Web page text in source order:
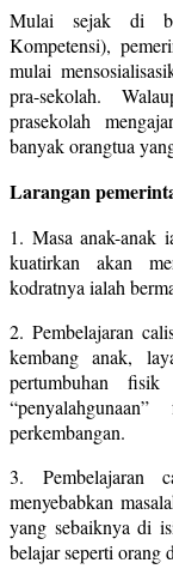
Mulai sejak di
Kompetensi),
mulai
pra-sekolah.
prasekolah
banyak orangtua
Larangan
1. Masa anak-anak
kuatirkan akan
kodratnya ialah
2. Pembelajaran
kembang anak,
pertumbuhan
perkembangan.
3. Pembelajaran
menyebabkan
yang sebaiknya di
belajar seperti orang